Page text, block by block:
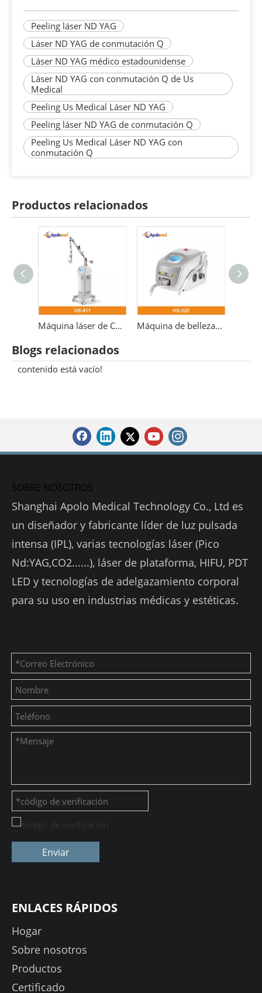
Peeling láser ND YAG
Láser ND YAG de conmutación Q
Láser ND YAG médico estadounidense
Láser ND YAG con conmutación Q de Us
Medical
Peeling Us Medical Láser ND YAG
Peeling láser ND YAG de conmutación Q
Peeling Us Medical Láser ND YAG con
conmutación Q
Productos relacionados
Máquina láser de CO2 3 en 1 Láser fraccional de 10600 nm Máquina de belleza 532nm para eliminación de tatuajes con láser Pico láser Nd Yag Q-switch
Blogs relacionados
contenido está vacío!
SOBRE NOSOTROS
Shanghai Apolo Medical Technology Co., Ltd es
un diseñador y fabricante líder de luz pulsada
intensa (IPL), varias tecnologías láser (Pico
Nd:YAG,CO2......), láser de plataforma, HIFU, PDT
LED y tecnologías de adelgazamiento corporal
para su uso en industrias médicas y estéticas.
Enviar
ENLACES RÁPIDOS
Hogar
Sobre nosotros
Productos
Certificado